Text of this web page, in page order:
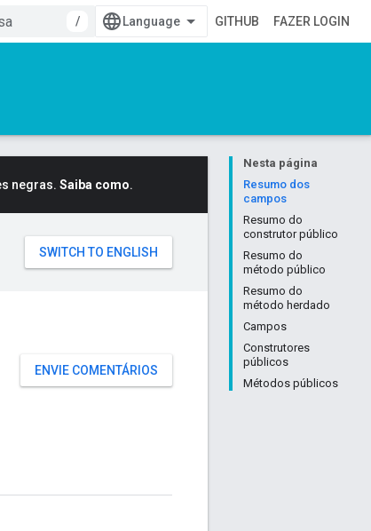
/
GITHUB FAZER LOGIN
Nesta página
Resumo dos
campos
Resumo do
construtor público
Resumo do
método público
Resumo do
método herdado
Campos
Construtores
públicos
Métodos públicos
negras. Saiba como.
ENVIE COMENTÁRIOS